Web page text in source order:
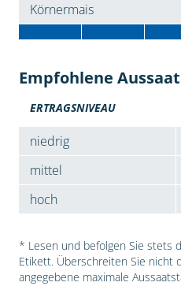
Körnermais
Empfohlene
ERTRAGSNIVEAU
niedrig
mittel
hoch
* Lesen und befolgen Sie stets
Etikett. Überschreiten Sie nicht
angegebene maximale